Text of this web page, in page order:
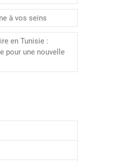
à vos seins
en Tunisie :
pour une nouvelle